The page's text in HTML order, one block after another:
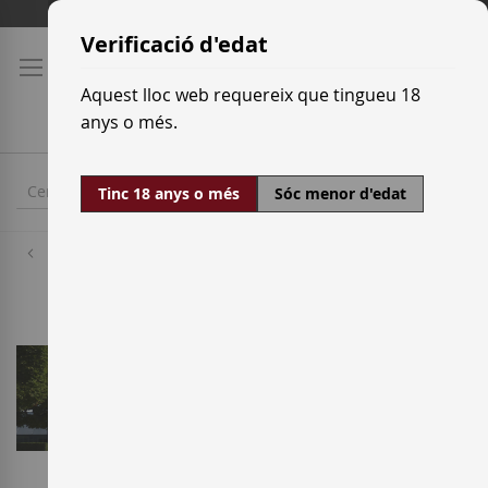
Skip
Content
Verificació d'edat
Aquest lloc web requereix que tingueu 18
anys o més.
Tinc 18 anys o més Sóc menor d'edat